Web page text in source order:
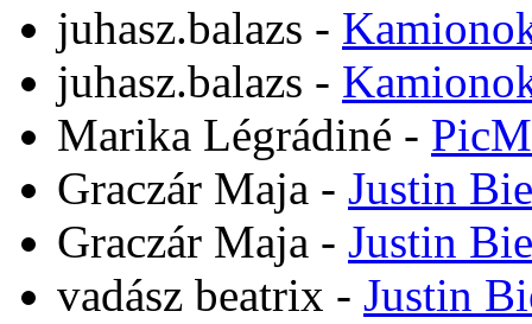
juhasz.balazs -
juhasz.balazs -
Marika Légrádiné -
Graczár Maja - Justin
Graczár Maja - Justin
vadász beatrix - Justin